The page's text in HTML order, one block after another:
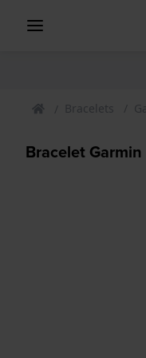
Bracelets
Bracelet